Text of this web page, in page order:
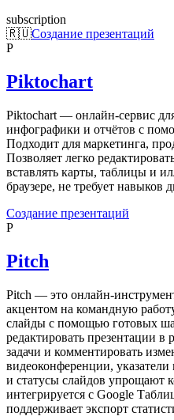
subscription
🇷🇺Создание презентаций
P
Piktochart
Piktochart — онлайн-сервис
инфографики и отчётов с
Подходит для маркетинга,
Позволяет легко
вставлять карты, таблицы и
браузере, не требует навыков
Создание презентаций
P
Pitch
Pitch — это онлайн-
акцентом на командную
слайды с помощью готовых
редактировать презентации в
задачи и комментировать
видеоконференции,
и статусы слайдов упрощают
интегрируется с Google
поддерживает экспорт